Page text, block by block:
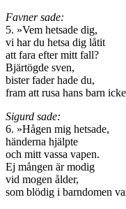
Favner sade:
5. »Vem hetsade dig,
vi har du hetsa dig låtit
att fara efter mitt fall?
Bjärtögde sven,
bister fader hade du,
fram att rusa hans barn
Sigurd sade:
6. »Hågen mig hetsade,
händerna hjälpte
och mitt vassa vapen.
Ej mången är modig
vid mogen ålder,
som blödig i barndomen